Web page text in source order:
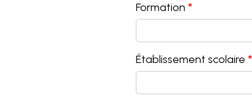
Formation
Établissement scolaire